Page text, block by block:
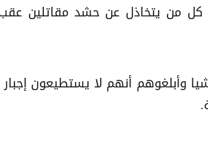
كل من يتخاذل عن حشد مقاتلين
وأبلغوهم أنهم لا يستطيعون